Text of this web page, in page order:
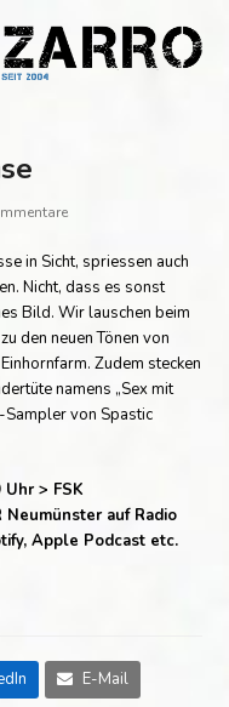
in Sicht, spriessen auch
Nicht, dass es sonst
Bild. Wir lauschen beim
den neuen Tönen von
Zudem stecken
namens „Sex mit
Sampler von Spastic
> FSK
auf Radio
Apple Podcast etc.
E-Mail